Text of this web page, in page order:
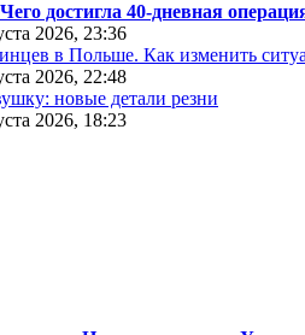
достигла 40-дневная
2026, 23:36
в Польше. Как изменить
2026, 22:48
новые детали резни
2026, 18:23